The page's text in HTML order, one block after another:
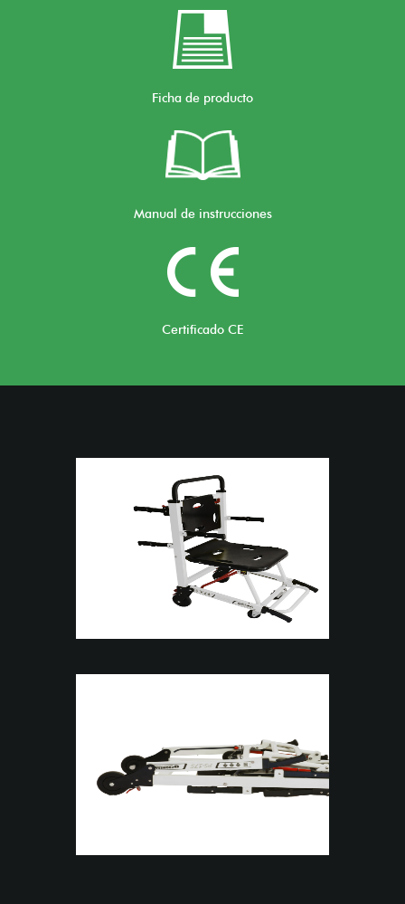
Ficha de producto
Manual de instrucciones
Certificado CE